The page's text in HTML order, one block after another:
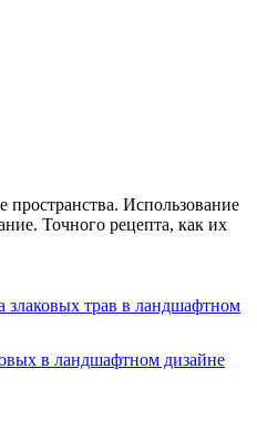
Использование
Точного рецепта, как их
злаковых трав в ландшафтном
в ландшафтном дизайне